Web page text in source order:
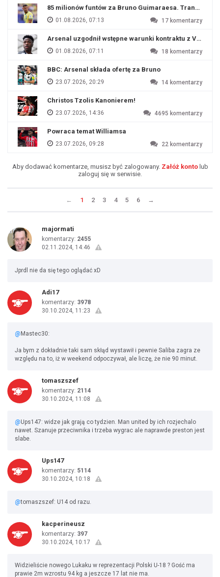
85 milionów funtów za Bruno Guimaraesa. Transfer
01.08.2026, 07:13 17 komentarzy
Arsenal uzgodnił wstępne warunki kontraktu z
01.08.2026, 07:11 18 komentarzy
BBC: Arsenal składa ofertę za Bruno
23.07.2026, 20:29 14 komentarzy
Christos Tzolis Kanonierem!
23.07.2026, 14:36 4695 komentarzy
Powraca temat Williamsa
23.07.2026, 09:28 22 komentarzy
Aby dodawać komentarze, musisz być zalogowany. Załóż kontolub
zaloguj się w serwisie.
← 1 2 3 4 5 6 →
majormati
komentarzy: 2455
02.11.2024, 14:46
Jprdl nie da się tego oglądać xD
Adi17
komentarzy: 3978
30.10.2024, 11:23
@ Mastec30:
Ja bym z dokładnie taki sam skłąd wystawił i pewnie Saliba zagra ze
względu na to, iż w weekend odpoczywał, ale liczę, że nie 90 minut.
tomaszszef
komentarzy: 2114
30.10.2024, 11:08
@Ups147: widze jak grają co tydzien. Man united by ich rozjechalo
nawet. Szanuje przeciwnika i trzeba wygrac ale naprawde preston jest
slabe.
Ups147
komentarzy: 5114
30.10.2024, 10:18
@tomaszszef: U14 od razu.
kacperineusz
komentarzy: 397
30.10.2024, 10:17
Widzieliście nowego Lukaku w reprezentacji Polski U-18 ? Gość ma
prawie 2m wzrostu 94 kg a jeszcze 17 lat nie ma.